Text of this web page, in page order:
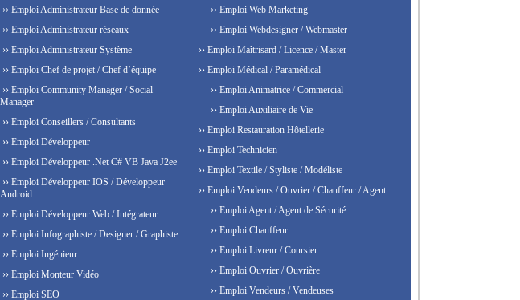
›› Emploi Administrateur Base de donnée
›› Emploi Administrateur réseaux
›› Emploi Administrateur Système
›› Emploi Chef de projet / Chef d’équipe
›› Emploi Community Manager / Social
Manager
›› Emploi Conseillers / Consultants
›› Emploi Développeur
›› Emploi Développeur .Net C# VB Java J2ee
›› Emploi Développeur IOS / Développeur
Android
›› Emploi Développeur Web / Intégrateur
›› Emploi Infographiste / Designer / Graphiste
›› Emploi Ingénieur
›› Emploi Monteur Vidéo
›› Emploi SEO
›› Emploi Web Marketing
›› Emploi Webdesigner / Webmaster
›› Emploi Maîtrisard / Licence / Master
›› Emploi Médical / Paramédical
›› Emploi Animatrice / Commercial
›› Emploi Auxiliaire de Vie
›› Emploi Restauration Hôtellerie
›› Emploi Technicien
›› Emploi Textile / Styliste / Modéliste
›› Emploi Vendeurs / Ouvrier / Chauffeur / Agent
›› Emploi Agent / Agent de Sécurité
›› Emploi Chauffeur
›› Emploi Livreur / Coursier
›› Emploi Ouvrier / Ouvrière
›› Emploi Vendeurs / Vendeuses